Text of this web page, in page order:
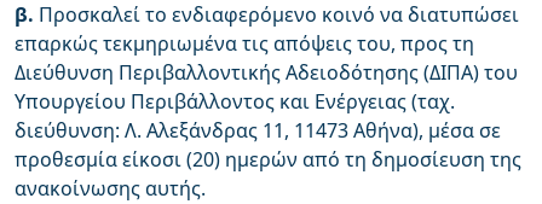
β. Προσκαλεί το ενδιαφερόμενο κοινό να διατυπώσει
επαρκώς τεκμηριωμένα τις απόψεις του, προς τη
Διεύθυνση Περιβαλλοντικής Αδειοδότησης (ΔΙΠΑ) του
Υπουργείου Περιβάλλοντος και Ενέργειας (ταχ.
διεύθυνση: Λ. Αλεξάνδρας 11, 11473 Αθήνα), μέσα σε
προθεσμία είκοσι (20) ημερών από τη δημοσίευση της
ανακοίνωσης αυτής.